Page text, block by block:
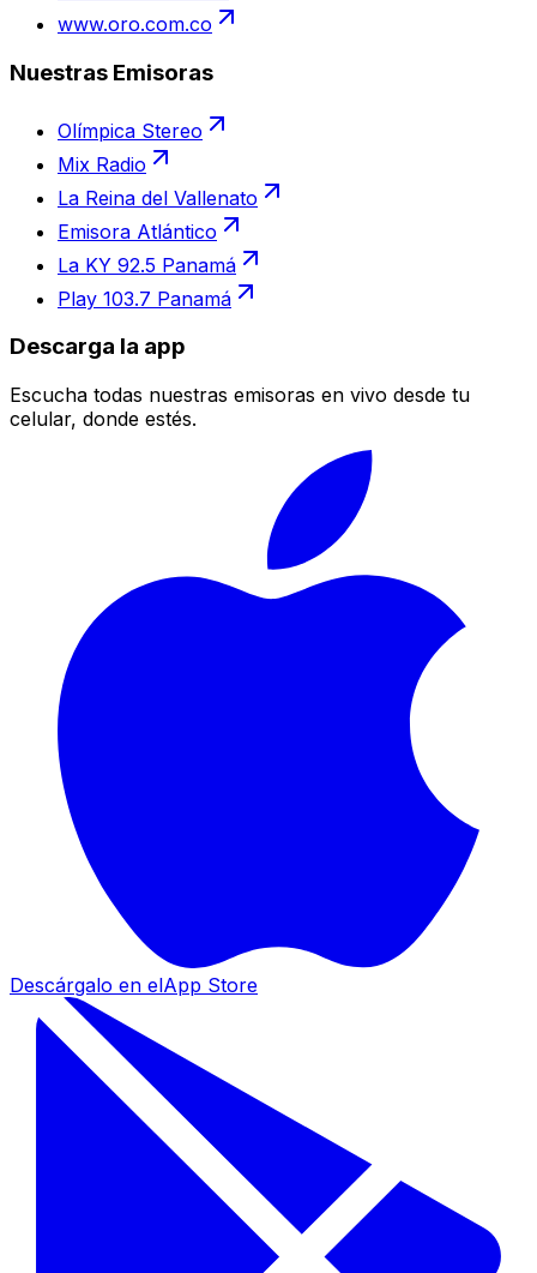
www.oro.com.co
Nuestras Emisoras
Olímpica Stereo
Mix Radio
La Reina del Vallenato
Emisora Atlántico
La KY 92.5 Panamá
Play 103.7 Panamá
Descarga la app
Escucha todas nuestras emisoras en vivo desde tu
celular, donde estés.
Descárgalo en elApp Store